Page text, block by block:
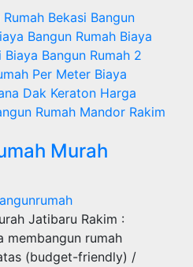
Rumah Bekasi Bangun
Bangun Rumah Biaya
Biaya Bangun Rumah 2
Per Meter Biaya
Dak Keraton Harga
Rumah Mandor Rakim
Murah
Jatibaru Rakim :
membangun rumah
(budget-friendly) /